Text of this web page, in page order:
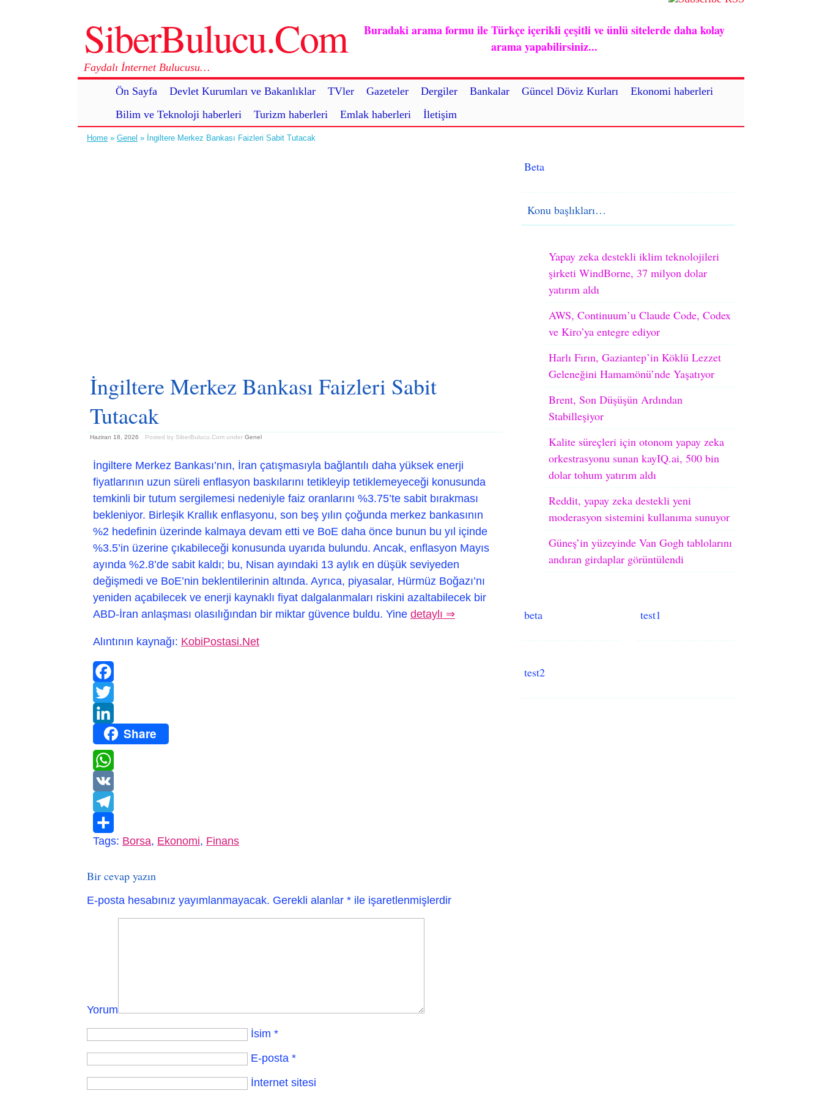
SiberBulucu.Com
Faydalı İnternet Bulucusu…
Ön Sayfa
Devlet Kurumları ve Bakanlıklar TVler Gazeteler Dergiler Bankalar Güncel Döviz Kurları
Ekonomi haberleri
Bilim ve Teknoloji haberleri
Turizm haberleri Emlak haberleri İletişim
Buradaki arama formu ile Türkçe içerikli çeşitli ve ünlü sitelerde daha kolay
arama yapabilirsiniz...
Home » Genel » İngiltere Merkez Bankası Faizleri Sabit Tutacak
İngiltere Merkez Bankası Faizleri Sabit
Tutacak
Haziran 18, 2026 Posted by SiberBulucu.Com under Genel
İngiltere Merkez Bankası’nın, İran çatışmasıyla bağlantılı daha yüksek enerji
fiyatlarının uzun süreli enflasyon baskılarını tetikleyip tetiklemeyeceği konusunda
temkinli bir tutum sergilemesi nedeniyle faiz oranlarını %3.75’te sabit bırakması
bekleniyor. Birleşik Krallık enflasyonu, son beş yılın çoğunda merkez bankasının
%2 hedefinin üzerinde kalmaya devam etti ve BoE daha önce bunun bu yıl içinde
%3.5’in üzerine çıkabileceği konusunda uyarıda bulundu. Ancak, enflasyon Mayıs
ayında %2.8’de sabit kaldı; bu, Nisan ayındaki 13 aylık en düşük seviyeden
değişmedi ve BoE’nin beklentilerinin altında. Ayrıca, piyasalar, Hürmüz Boğazı’nı
yeniden açabilecek ve enerji kaynaklı fiyat dalgalanmaları riskini azaltabilecek bir
ABD-İran anlaşması olasılığından bir miktar güvence buldu. Yine detaylı ⇒
Alıntının kaynağı: KobiPostasi.Net
Facebook
Twitter
LinkedInShare
WhatsApp
VK
Telegram
Paylaş
Tags: Borsa, Ekonomi, Finans
Bir cevap yazın
E-posta hesabınız yayımlanmayacak. Gerekli alanlar * ile işaretlenmişlerdir
Yorum
İsim *
E-posta *
İnternet sitesi
Beta
Konu başlıkları…
Yapay zeka destekli iklim teknolojileri
şirketi WindBorne, 37 milyon dolar
yatırım aldı
AWS, Continuum’u Claude Code, Codex
ve Kiro’ya entegre ediyor
Harlı Fırın, Gaziantep’in Köklü Lezzet
Geleneğini Hamamönü’nde Yaşatıyor
Brent, Son Düşüşün Ardından
Stabilleşiyor
Kalite süreçleri için otonom yapay zeka
orkestrasyonu sunan kayIQ.ai, 500 bin
dolar tohum yatırım aldı
Reddit, yapay zeka destekli yeni
moderasyon sistemini kullanıma sunuyor
Güneş’in yüzeyinde Van Gogh tablolarını
andıran girdaplar görüntülendi
beta test1
test2